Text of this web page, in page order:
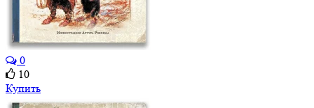
0
10
Купить